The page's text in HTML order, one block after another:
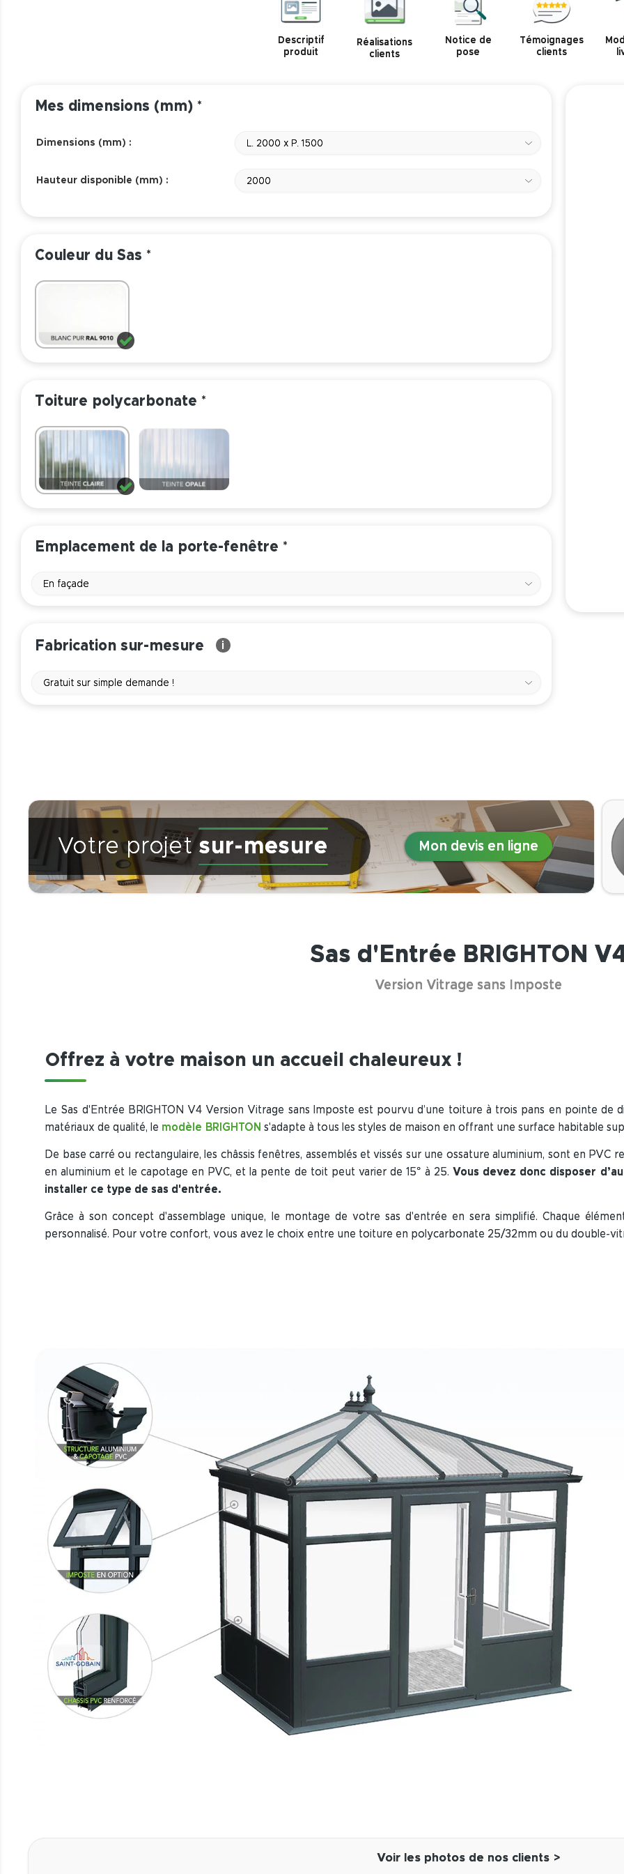
Descriptif
produit
Réalisations
clients
Notice de
pose
Témoignages
clients
Mes dimensions (mm) *
Hauteur disponible (mm) : 2000
Dimensions (mm) : L. 2000 x P. 1500
Couleur du Sas *
Toiture polycarbonate *
Emplacement de la porte-fenêtre *
En façade
Fabrication sur-mesure i
Gratuit sur simple demande !
Votre projetsur-mesure Mon devis en ligne
Sas d'Entrée BRIGHTON
Version Vitrage sans Imposte
Offrez à votre maison un accueil chaleureux !
Le Sas d'Entrée BRIGHTON V4 Version Vitrage sans Imposte est pourvu d’une toiture à trois pans en pointe de
matériaux de qualité, le modèle BRIGHTON s'adapte à tous les styles de maison en offrant une surface habitable
De base carré ou rectangulaire, les châssis fenêtres, assemblés et vissés sur une ossature aluminium, sont en
en aluminium et le capotage en PVC, et la pente de toit peut varier de 15° à 25. Vous devez donc disposer
installer ce type de sas d'entrée.
Grâce à son concept d'assemblage unique, le montage de votre sas d'entrée en sera simplifié. Chaque
personnalisé. Pour votre confort, vous avez le choix entre une toiture en polycarbonate 25/32mm ou du double-
Voir les photos de nos clients >